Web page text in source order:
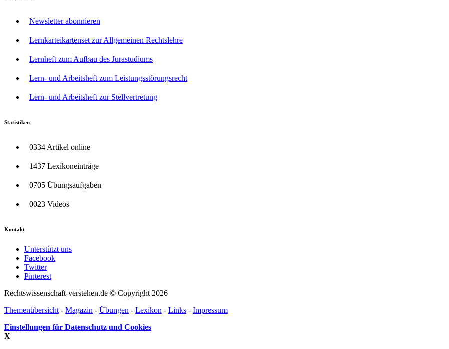
Newsletter abonnieren
Lernkarteikartenset zur Allgemeinen Rechtslehre
Lernheft zum Aufbau des Jurastudiums
Lern- und Arbeitsheft zum Leistungsstörungsrecht
Lern- und Arbeitsheft zur Stellvertretung
Statistiken
0334 Artikel online
1437 Lexikoneinträge
0705 Übungsaufgaben
0023 Videos
Kontakt
Unterstützt uns
Facebook
Twitter
Pinterest
Rechtswissenschaft-verstehen.de © Copyright 2026
Themenübersicht - Magazin - Übungen - Lexikon - Links - Impressum
Einstellungen für Datenschutz und Cookies
X